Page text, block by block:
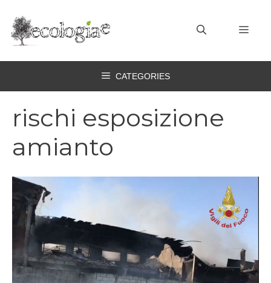
contenuto
CATEGORIES
rischi esposizione
amianto